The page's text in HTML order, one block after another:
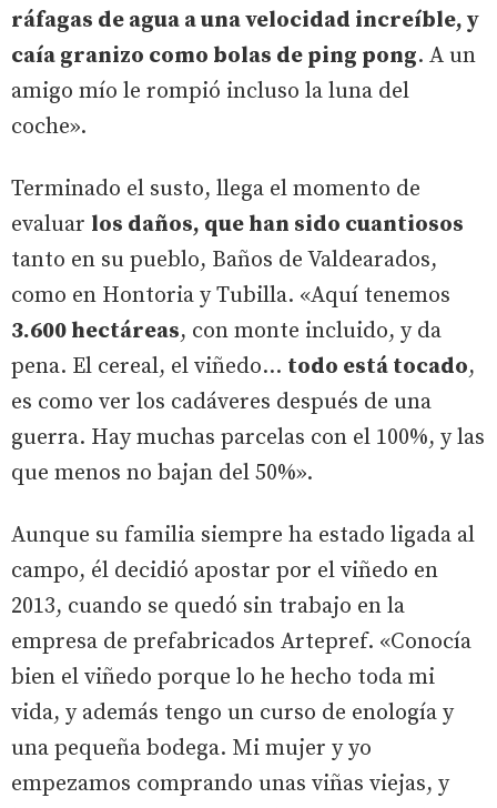
ráfagas de agua a una velocidad increíble, y
caía granizo como bolas de ping pong. A un
amigo mío le rompió incluso la luna del
coche».
Terminado el susto, llega el momento de
evaluar los daños, que han sido cuantiosos
tanto en su pueblo, Baños de Valdearados,
como en Hontoria y Tubilla. «Aquí tenemos
3.600 hectáreas, con monte incluido, y da
pena. El cereal, el viñedo… todo está tocado,
es como ver los cadáveres después de una
guerra. Hay muchas parcelas con el 100%, y las
que menos no bajan del 50%».
Aunque su familia siempre ha estado ligada al
campo, él decidió apostar por el viñedo en
2013, cuando se quedó sin trabajo en la
empresa de prefabricados Artepref. «Conocía
bien el viñedo porque lo he hecho toda mi
vida, y además tengo un curso de enología y
una pequeña bodega. Mi mujer y yo
empezamos comprando unas viñas viejas, y